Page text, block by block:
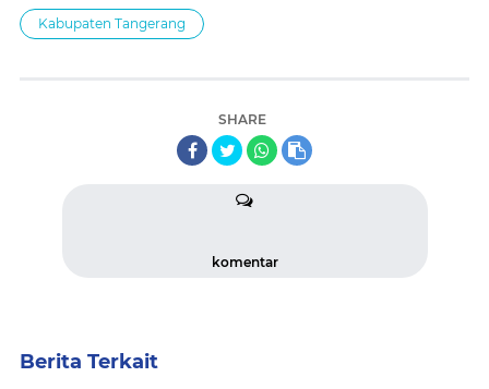
Kabupaten Tangerang
SHARE
komentar
Berita Terkait